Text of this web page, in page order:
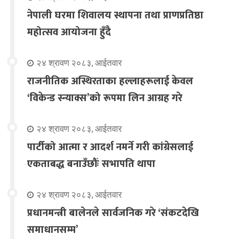
नेपाली घरमा शिवालय स्थापना तथा प्राणप्रतिष्ठा
महोत्सव आयोजना हुँदै
२४ श्रावण २०८३, आईतवार
राजनीतिक अस्थिरताका हल्लाहरूलाई केवल
‘विकेन्ड स्न्याक्स’को रूपमा लिन आग्रह गरे
२४ श्रावण २०८३, आईतवार
पार्टीको आत्मा र आदर्श नमर्ने गरी कांग्रेसलाई
एकताबद्ध बनाउँछौंः सभापति थापा
२४ श्रावण २०८३, आईतवार
प्रधानमन्त्री बालेनले सार्वजनिक गरे ‘संकटदेखि
समाधानसम्म’